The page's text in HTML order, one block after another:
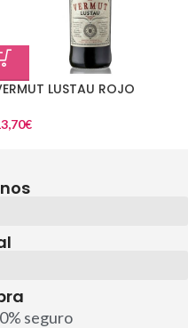
LUSTAU ROJO
€
seguro